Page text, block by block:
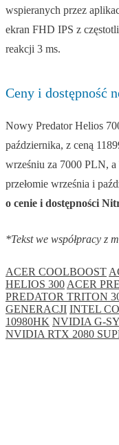
wspieranych przez
ekran FHD IPS z
reakcji 3 ms.
Ceny i dostępność
Nowy Predator Helios
października, z ceną
wrześniu za 7000 PLN,
przełomie września i
o cenie i dostępności
*Tekst we współpracy z
ACER COOLBOOST
HELIOS 300 ACER
PREDATOR TRITON
GENERACJI INTEL
10980HK NVIDIA G-
NVIDIA RTX 2080